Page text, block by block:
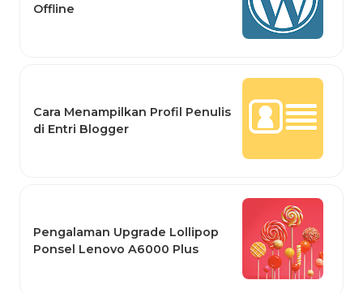
Offline
Cara Menampilkan Profil Penulis
di Entri Blogger
Pengalaman Upgrade Lollipop
Ponsel Lenovo A6000 Plus